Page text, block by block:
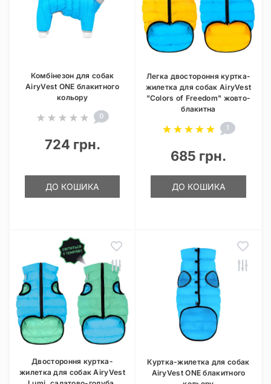
Комбінезон для собак
AiryVest ONE блакитного
кольору
0
724 грн.
ДО КОШИКА
Легка двостороння куртка-
жилетка для собак AiryVest
"Colors of Freedom" жовто-
блакитна
1
685 грн.
ДО КОШИКА
Двостороння куртка-
жилетка для собак AiryVest
Куртка-жилетка для собак
AiryVest ONE блакитного